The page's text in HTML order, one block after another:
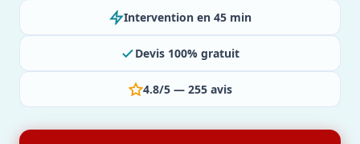
Intervention en 45 min
Devis 100% gratuit
4.8/5 — 255 avis